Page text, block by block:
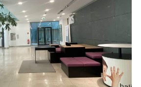
Salutation
Please select
have us find a property
a callback